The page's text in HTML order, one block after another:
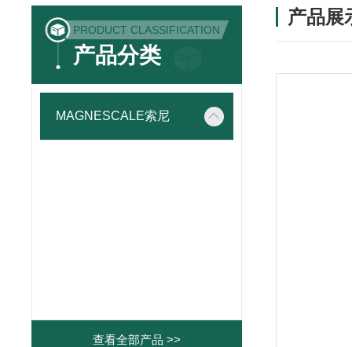
PRODUCT CLASSIFICATION
产品分类
MAGNESCALE索尼
查看全部产品 >>
产品展